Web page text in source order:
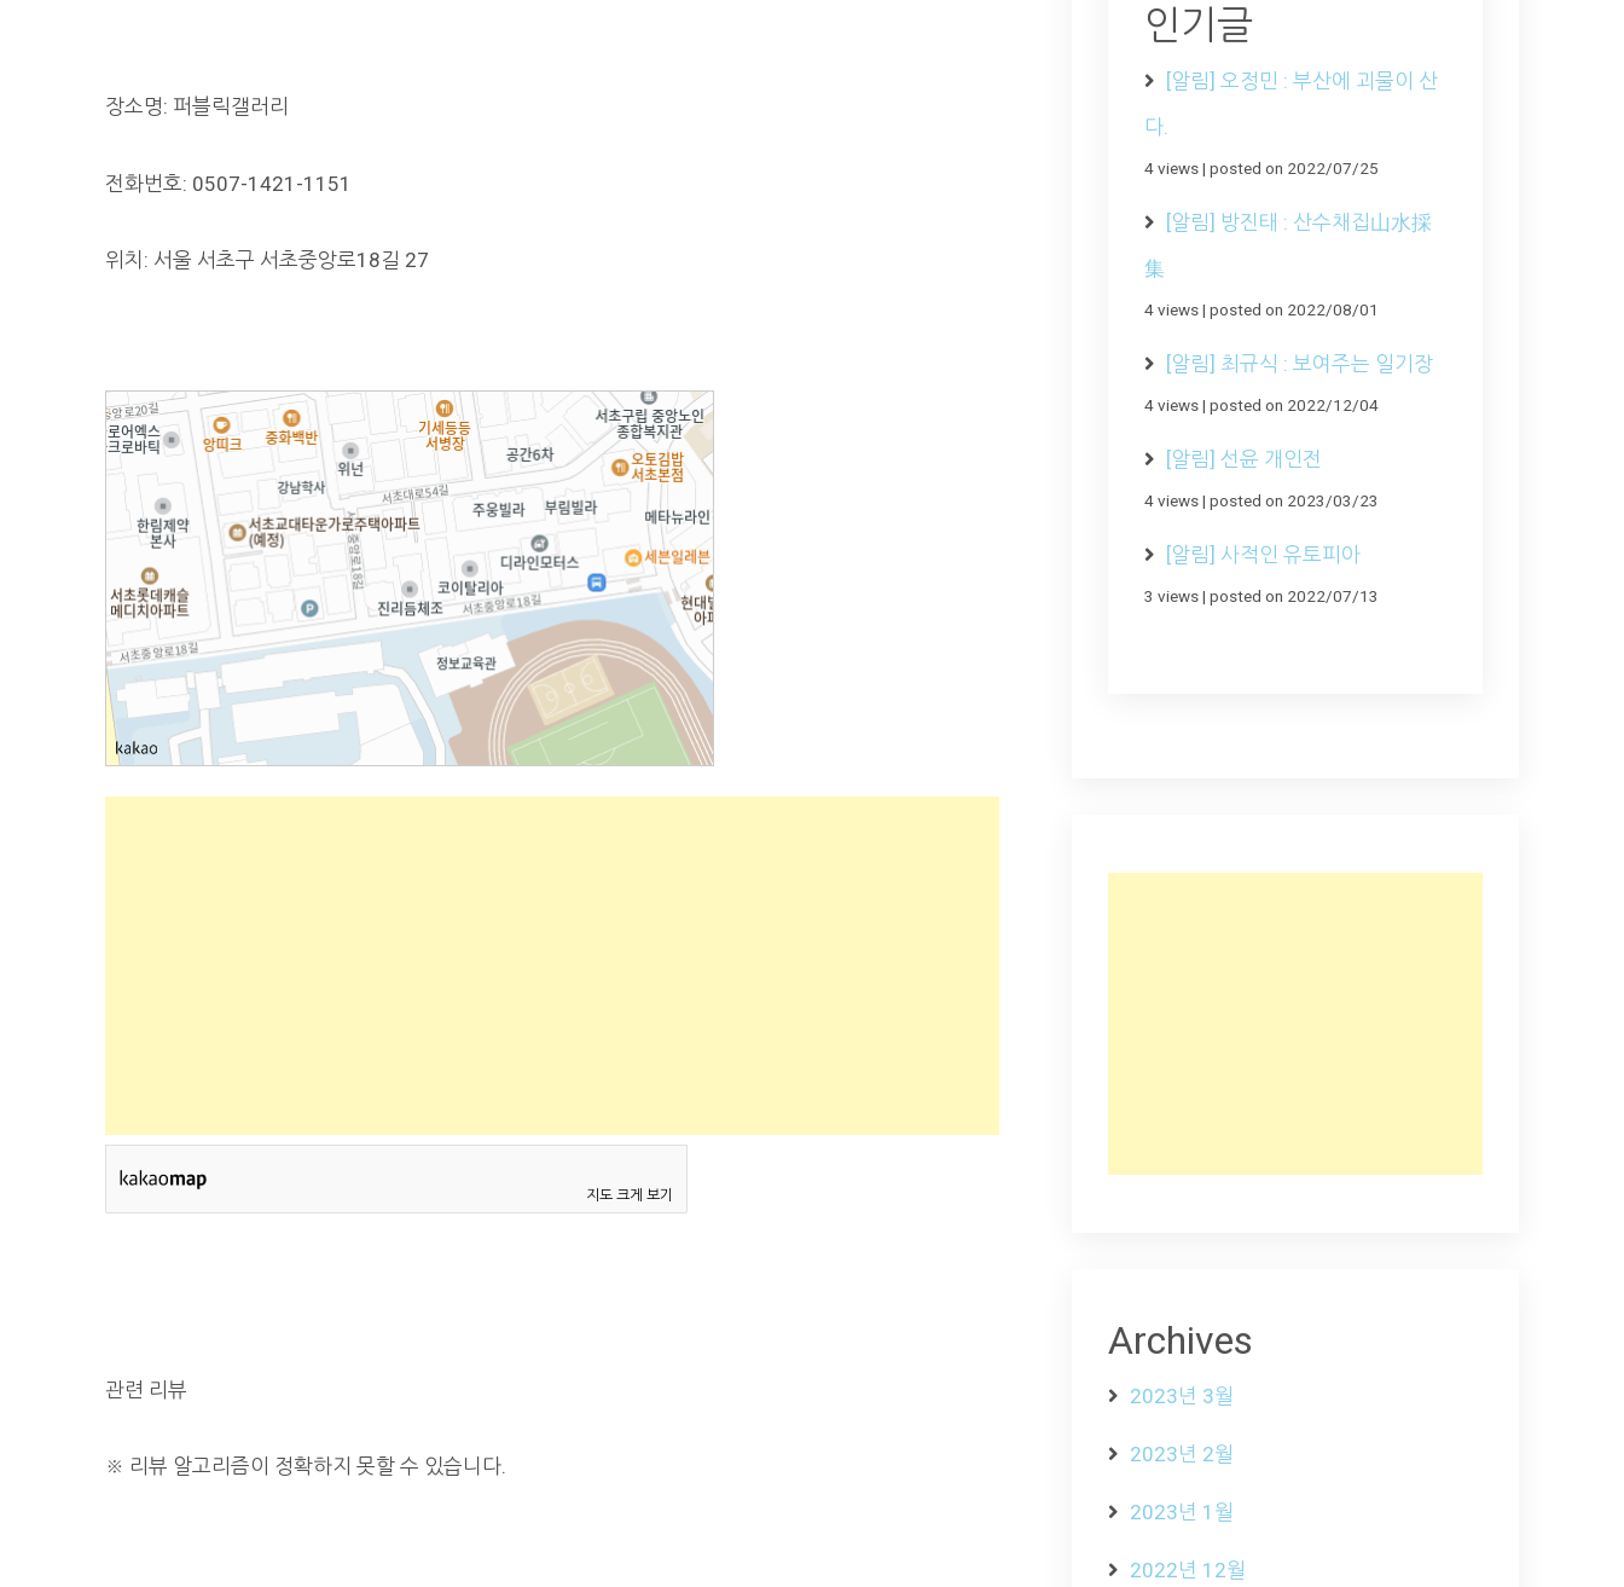
장소명: 퍼블릭갤러리
전화번호: 0507-1421-1151
위치: 서울 서초구 서초중앙로18길 27
지도 크게 보기
관련 리뷰
※ 리뷰 알고리즘이 정확하지 못할 수 있습니다.
인기글
[알림] 오정민 : 부산에 괴물이 산
다.
4 views| posted on 2022/07/25
[알림] 방진태 : 산수채집山水採
集
4 views| posted on 2022/08/01
[알림] 최규식 : 보여주는 일기장
4 views| posted on 2022/12/04
[알림] 선윤 개인전
4 views| posted on 2023/03/23
[알림] 사적인 유토피아
3 views| posted on 2022/07/13
Archives
2023년 3월
2023년 2월
2023년 1월
2022년 12월